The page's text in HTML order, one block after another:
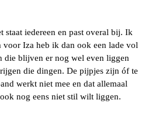
staat iedereen en past overal bij. Ik
voor Iza heb ik dan ook een lade vol
die blijven er nog wel even liggen
die dingen. De pijpjes zijn óf te
werkt niet mee en dat allemaal
nog eens niet stil wilt liggen.